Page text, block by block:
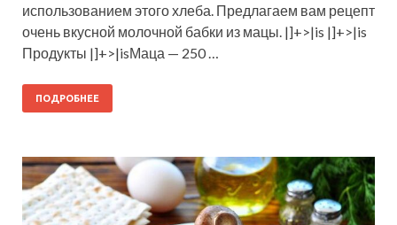
использованием этого хлеба. Предлагаем вам рецепт
очень вкусной молочной бабки из мацы. |]+>|is |]+>|is
Продукты |]+>|isМаца — 250 …
ПОДРОБНЕЕ